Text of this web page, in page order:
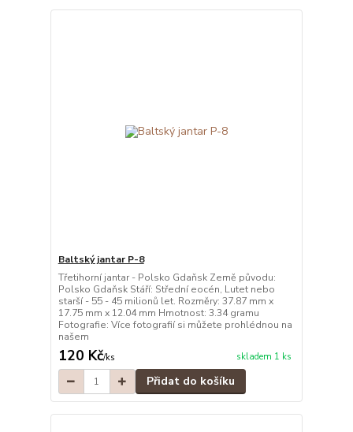
Baltský jantar P-8
Třetihorní jantar - Polsko Gdaňsk Země původu:
Polsko Gdaňsk Stáří: Střední eocén, Lutet nebo
starší - 55 - 45 milionů let. Rozměry: 37.87 mm x
17.75 mm x 12.04 mm Hmotnost: 3.34 gramu
Fotografie: Více fotografií si můžete prohlédnou na
našem
120 Kč/ks skladem 1 ks
Přidat do košíku